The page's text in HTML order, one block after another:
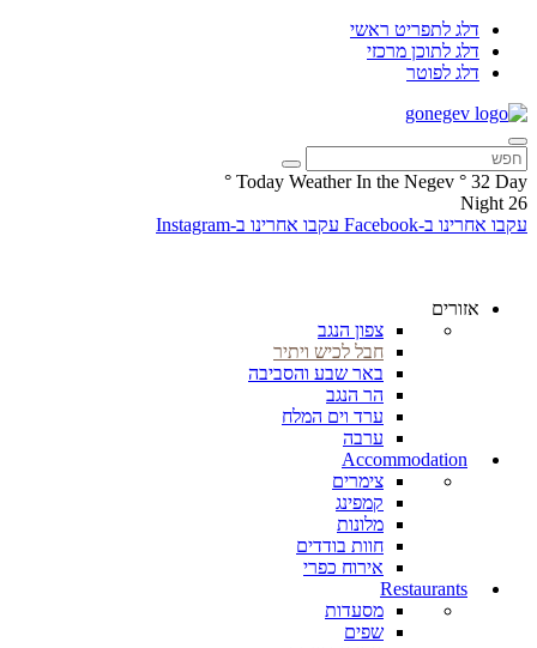
דלג לתפריט ראשי
דלג לתוכן מרכזי
דלג לפוטר
Today Weather In the Negev ° 32 Day
°
26
Night
עקבו אחרינו ב-Facebook
עקבו אחרינו ב-Instagram
אזורים
צפון הנגב
חבל לכיש ויתיר
באר שבע והסביבה
הר הנגב
ערד וים המלח
ערבה
Accommodation
צימרים
קמפינג
מלונות
חוות בודדים
אירוח כפרי
Restaurants
מסעדות
שפים